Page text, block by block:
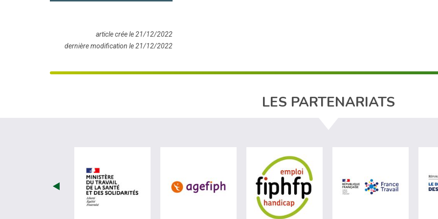
article crée le 21/12/2022
dernière modification le 21/12/2022
LES PARTENARIATS
visiter les site de Ministère du travail (nouvelle fenêtre)
visiter les site de Agefiph (nouvelle fenêtre)visiter les site de Fiphfp (nouvellevisiter les